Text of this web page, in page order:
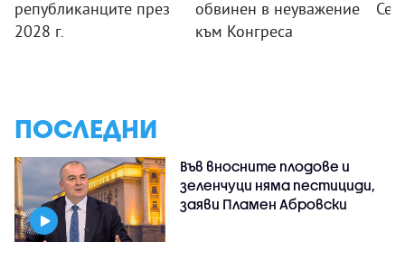
републиканците през
2028 г.
обвинен в неуважение
към Конгреса
ПОСЛЕДНИ
Във вносните плодове и
зеленчуци няма пестициди,
заяви Пламен Абровски